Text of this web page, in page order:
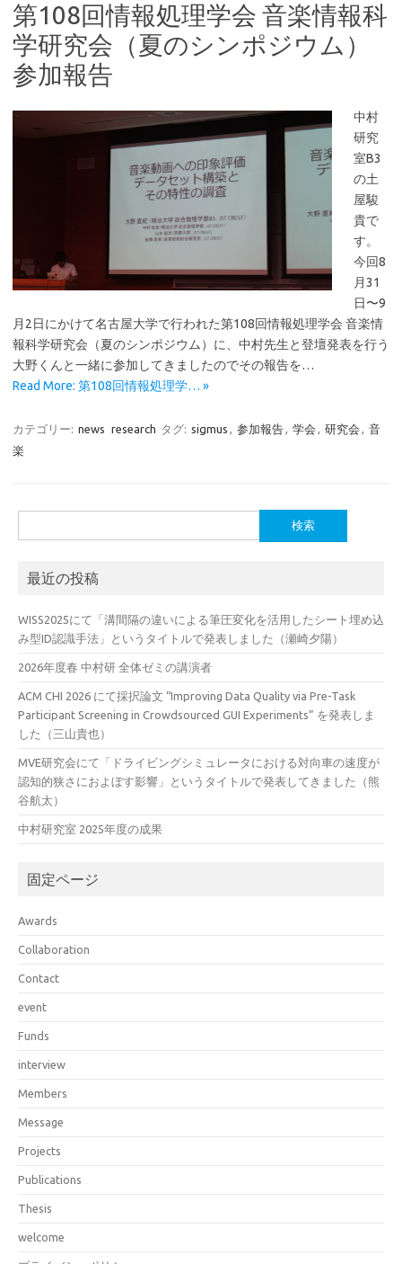
第108回情報処理学会 音楽情報科
学研究会（夏のシンポジウム）
参加報告
中村
研究
室B3
の土
屋駿
貴で
す。
今回8
月31
日〜9
月2日にかけて名古屋大学で行われた第108回情報処理学会 音楽情
報科学研究会（夏のシンポジウム）に、中村先生と登壇発表を行う
大野くんと一緒に参加してきましたのでその報告を…
Read More: 第108回情報処理学… »
カテゴリー: news research タグ: sigmus , 参加報告, 学会 , 研究会 , 音
楽
索:
最近の投稿
WISS2025にて「溝間隔の違いによる筆圧変化を活用したシート埋め込
み型ID認識手法」というタイトルで発表しました（瀬崎夕陽）
2026年度春 中村研 全体ゼミの講演者
ACM CHI 2026 にて採択論文 “Improving Data Quality via Pre-Task
Participant Screening in Crowdsourced GUI Experiments” を発表しま
した（三山貴也）
MVE研究会にて「ドライビングシミュレータにおける対向車の速度が
認知的狭さにおよぼす影響」というタイトルで発表してきました（熊
谷航太）
中村研究室 2025年度の成果
固定ページ
Awards
Collaboration
Contact
event
Funds
interview
Members
Message
Projects
Publications
Thesis
welcome